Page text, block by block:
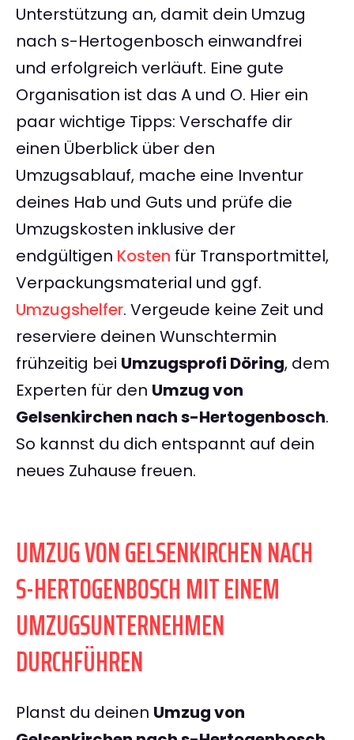
Unterstützung an, damit dein Umzug
nach s-Hertogenbosch einwandfrei
und erfolgreich verläuft. Eine gute
Organisation ist das A und O. Hier ein
paar wichtige Tipps: Verschaffe dir
einen Überblick über den
Umzugsablauf, mache eine Inventur
deines Hab und Guts und prüfe die
Umzugskosten inklusive der
endgültigen Kosten für Transportmittel,
Verpackungsmaterial und ggf.
Umzugshelfer. Vergeude keine Zeit und
reserviere deinen Wunschtermin
frühzeitig bei Umzugsprofi Döring, dem
Experten für den Umzug von
Gelsenkirchen nach s-Hertogenbosch.
So kannst du dich entspannt auf dein
neues Zuhause freuen.
UMZUG VON GELSENKIRCHEN NACH
S-HERTOGENBOSCH MIT EINEM
UMZUGSUNTERNEHMEN
DURCHFÜHREN
Planst du deinen Umzug von